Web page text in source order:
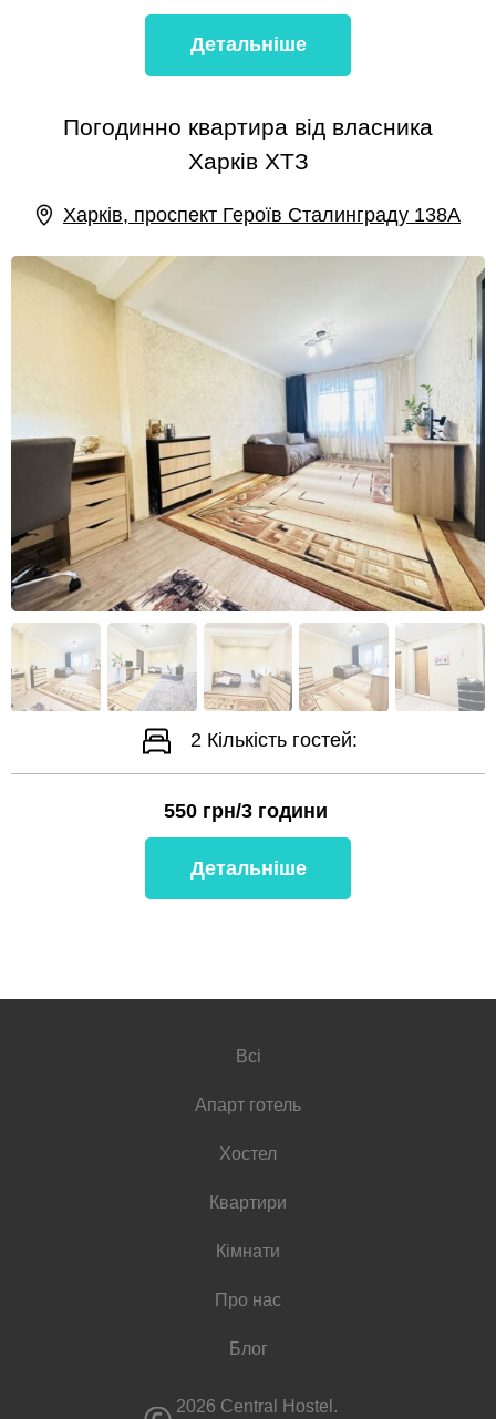
Детальніше
Погодинно квартира від власника
Харків ХТЗ
Харків, проспект Героїв Сталинграду 138А
2 Кількість гостей:
550 грн/3 години
Детальніше
Всі
Апарт готель
Хостел
Квартири
Кімнати
Про нас
Блог
2026 Central Hostel.